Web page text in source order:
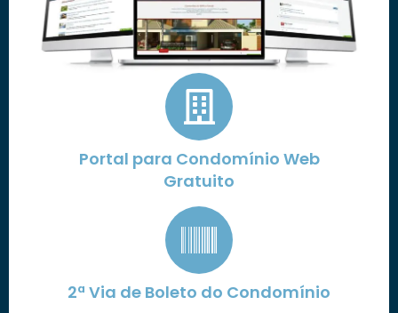
Portal para Condomínio Web
Gratuito
2ª Via de Boleto do Condomínio